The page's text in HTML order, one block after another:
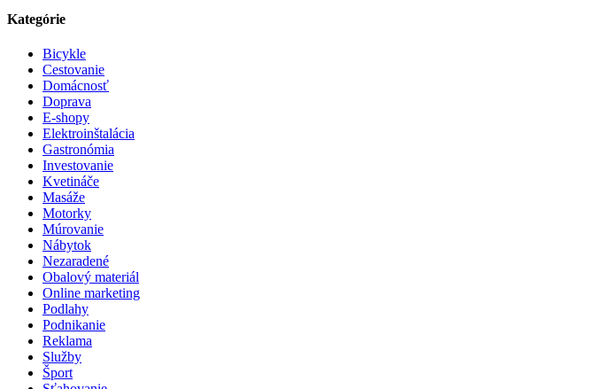
Kategórie
Bicykle
Cestovanie
Domácnosť
Doprava
E-shopy
Elektroinštalácia
Gastronómia
Investovanie
Kvetináče
Masáže
Motorky
Múrovanie
Nábytok
Nezaradené
Obalový materiál
Online marketing
Podlahy
Podnikanie
Reklama
Služby
Šport